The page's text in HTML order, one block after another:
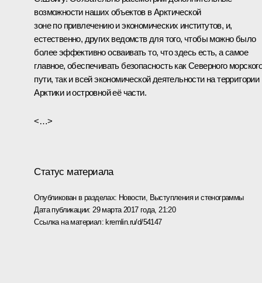
возможности наших объектов в Арктической
зоне по привлечению и экономических институтов, и,
естественно, других ведомств для того, чтобы можно было
более эффективно осваивать то, что здесь есть, а самое
главное, обеспечивать безопасность как Северного
пути, так и всей экономической деятельности на территории
Арктики и островной её части.
<…>
Статус материала
Опубликован в разделах: Новости, Выступления и стенограммы
Дата публикации: 29 марта 2017 года, 21:20
Ссылка на материал: kremlin.ru/d/54147